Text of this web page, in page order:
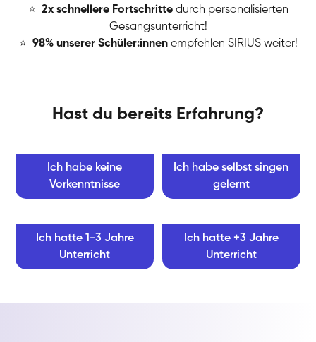
⭐ 2x schnellere Fortschritte durch personalisierten
Gesangsunterricht!
⭐ 98% unserer Schüler:innen empfehlen SIRIUS weiter!
Hast du bereits Erfahrung?
Ich habe keine
Vorkenntnisse
Ich habe selbst singen
gelernt
Ich hatte 1-3 Jahre
Unterricht
Ich hatte +3 Jahre
Unterricht